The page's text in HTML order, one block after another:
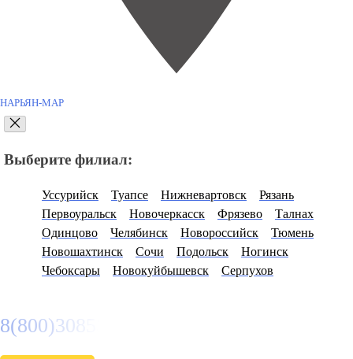
НАРЬЯН-МАР
Выберите филиал:
Уссурийск Туапсе Нижневартовск
Рязань
Первоуральск
Новочеркасск Фрязево
Талнах
Одинцово
Челябинск Новороссийск
Тюмень
Новошахтинск
Сочи Подольск
Ногинск
Чебоксары
Новокуйбышевск Серпухов
8(800)3085303